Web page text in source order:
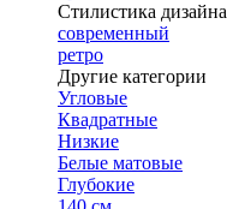
Стилистика дизайна
современный
ретро
Другие категории
Угловые
Квадратные
Низкие
Белые матовые
Глубокие